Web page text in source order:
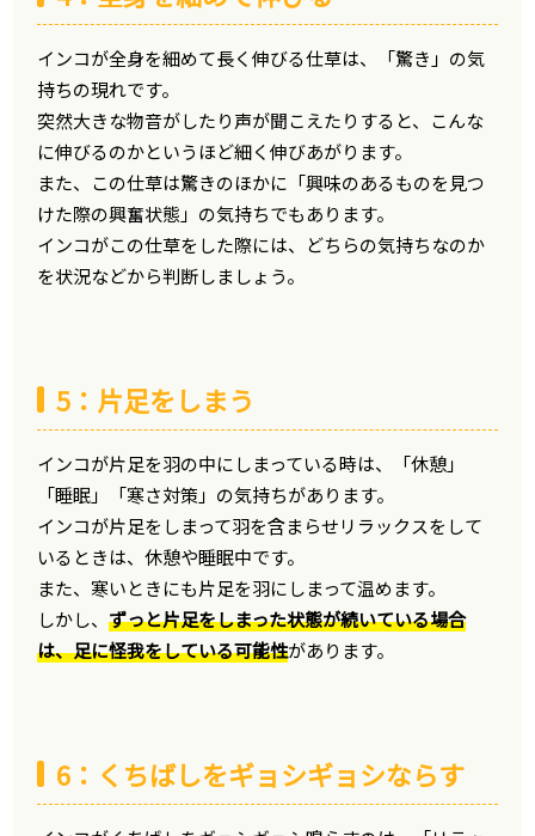
インコが全身を細めて長く伸びる仕草は、「驚き」の気
持ちの現れです。
突然大きな物音がしたり声が聞こえたりすると、こんな
に伸びるのかというほど細く伸びあがります。
また、この仕草は驚きのほかに「興味のあるものを見つ
けた際の興奮状態」の気持ちでもあります。
インコがこの仕草をした際には、どちらの気持ちなのか
を状況などから判断しましょう。
5：片足をしまう
インコが片足を羽の中にしまっている時は、「休憩」
「睡眠」「寒さ対策」の気持ちがあります。
インコが片足をしまって羽を含まらせリラックスをして
いるときは、休憩や睡眠中です。
また、寒いときにも片足を羽にしまって温めます。
しかし、ずっと片足をしまった状態が続いている場合
は、足に怪我をしている可能性があります。
6：くちばしをギョシギョシならす